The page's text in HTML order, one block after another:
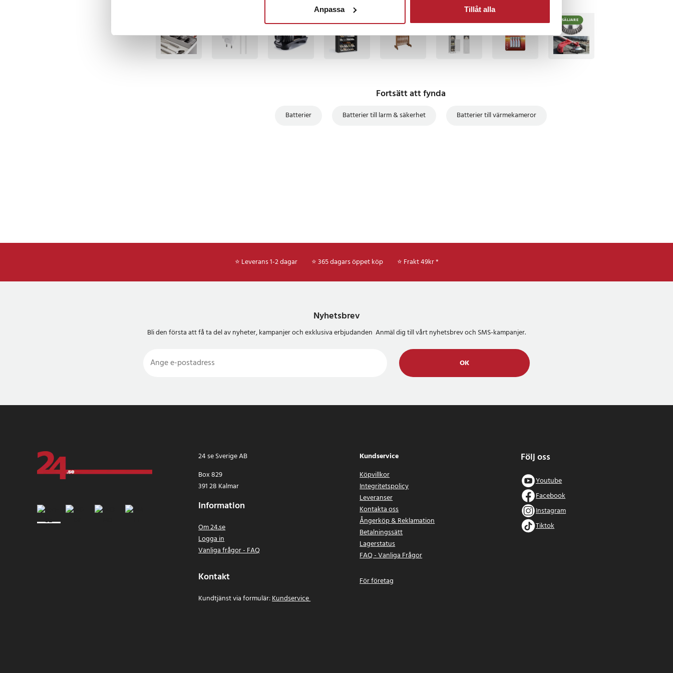
Anpassa Tillåt alla
BÄSTSÄLJARE
Fortsätt att fynda
Batterier Batterier till larm & säkerhet Batterier till värmekameror
⭐ Leverans 1-2 dagar ⭐ 365 dagars öppet köp ⭐ Frakt 49kr *
Nyhetsbrev
Bli den första att få ta del av nyheter, kampanjer och exklusiva erbjudanden Anmäl dig till vårt nyhetsbrev och SMS-kampanjer.
OK
24 se Sverige AB
Box 829
391 28 Kalmar
Information
Om 24.se
Logga in
Vanliga frågor - FAQ
Kontakt
Kundtjänst via formulär:Kundservice
Kundservice
Köpvillkor
Integritetspolicy
Leveranser
Kontakta oss
Ångerköp & Reklamation
Betalningssätt
Lagerstatus
FAQ - Vanliga Frågor
För företag
Följ oss
Youtube
Facebook
Instagram
Tiktok